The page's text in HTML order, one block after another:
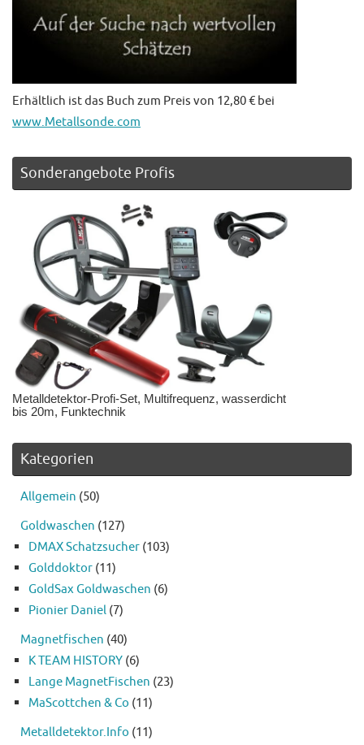
Erhältlich ist das Buch zum Preis von 12,80 € bei
www.Metallsonde.com
Sonderangebote Profis
Metalldetektor-Profi-Set, Multifrequenz, wasserdicht
bis 20m, Funktechnik
Kategorien
Allgemein (50)
Goldwaschen (127)
DMAX Schatzsucher (103)
Golddoktor (11)
GoldSax Goldwaschen (6)
Pionier Daniel (7)
Magnetfischen (40)
K TEAM HISTORY (6)
Lange MagnetFischen (23)
MaScottchen & Co (11)
Metalldetektor.Info (11)